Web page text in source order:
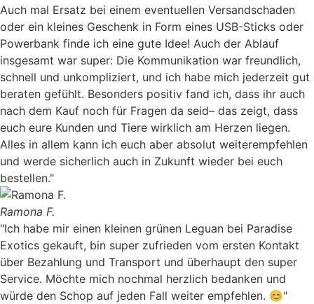
Auch mal Ersatz bei einem eventuellen Versandschaden
oder ein kleines Geschenk in Form eines USB-Sticks oder
Powerbank finde ich eine gute Idee! Auch der Ablauf
insgesamt war super: Die Kommunikation war freundlich,
schnell und unkompliziert, und ich habe mich jederzeit gut
beraten gefühlt. Besonders positiv fand ich, dass ihr auch
nach dem Kauf noch für Fragen da seid– das zeigt, dass
euch eure Kunden und Tiere wirklich am Herzen liegen.
Alles in allem kann ich euch aber absolut weiterempfehlen
und werde sicherlich auch in Zukunft wieder bei euch
bestellen."
Ramona F.
"Ich habe mir einen kleinen grünen Leguan bei Paradise
Exotics gekauft, bin super zufrieden vom ersten Kontakt
über Bezahlung und Transport und überhaupt den super
Service. Möchte mich nochmal herzlich bedanken und
würde den Schop auf jeden Fall weiter empfehlen. 😊"